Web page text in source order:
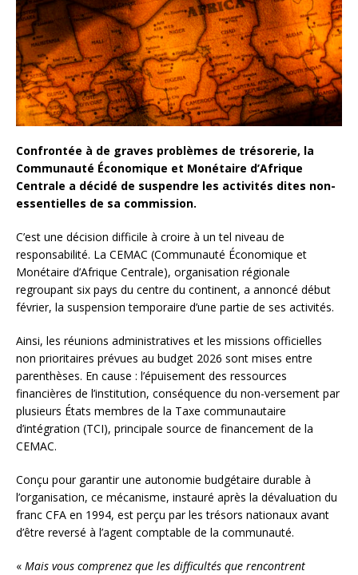
Confrontée à de graves problèmes de trésorerie, la
Communauté Économique et Monétaire d’Afrique
Centrale a décidé de suspendre les activités dites non-
essentielles de sa commission.
C’est une décision difficile à croire à un tel niveau de
responsabilité. La CEMAC (Communauté Économique et
Monétaire d’Afrique Centrale), organisation régionale
regroupant six pays du centre du continent, a annoncé début
février, la suspension temporaire d’une partie de ses activités.
Ainsi, les réunions administratives et les missions officielles
non prioritaires prévues au budget 2026 sont mises entre
parenthèses. En cause : l’épuisement des ressources
financières de l’institution, conséquence du non-versement par
plusieurs États membres de la Taxe communautaire
d’intégration (TCI), principale source de financement de la
CEMAC.
Conçu pour garantir une autonomie budgétaire durable à
l’organisation, ce mécanisme, instauré après la dévaluation du
franc CFA en 1994, est perçu par les trésors nationaux avant
d’être reversé à l’agent comptable de la communauté.
« Mais vous comprenez que les difficultés que rencontrent